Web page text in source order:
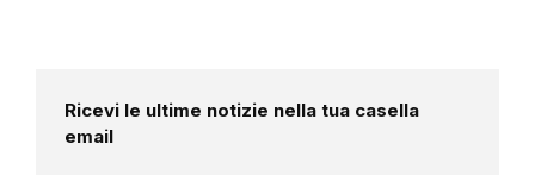
Ricevi le ultime notizie nella tua casella
email